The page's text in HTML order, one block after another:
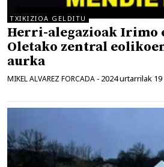
TXIKIZIOA GELDITU
Herri-alegazioak Irimo
Oletako zentral
aurka
MIKEL ALVAREZ FORCADA - 2024 urtarrilak 19